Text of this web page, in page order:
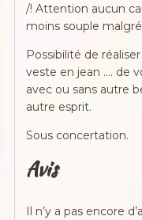
/! Attention aucun
moins souple
Possibilité de
veste en jean …. de
avec ou sans autre
autre esprit.
Sous concertation.
Avis
Il n’y a pas encore